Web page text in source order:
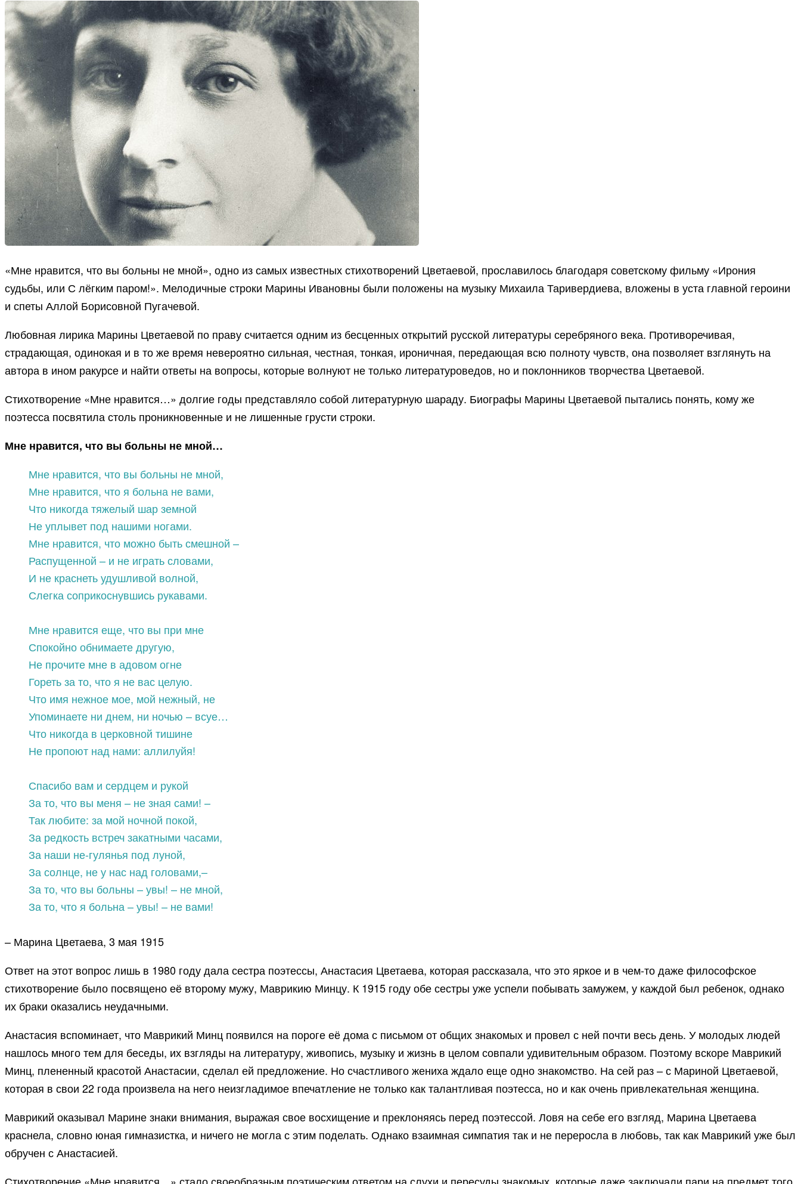
«Мне нравится, что вы больны не мной», одно из самых известных стихотворений Цветаевой, прославилось благодаря советскому фильму «Ирония
судьбы, или С лёгким паром!». Мелодичные строки Марины Ивановны были положены на музыку Михаила Таривердиева, вложены в уста главной героини
и спеты Аллой Борисовной Пугачевой.
Любовная лирика Марины Цветаевой по праву считается одним из бесценных открытий русской литературы серебряного века. Противоречивая,
страдающая, одинокая и в то же время невероятно сильная, честная, тонкая, ироничная, передающая всю полноту чувств, она позволяет взглянуть на
автора в ином ракурсе и найти ответы на вопросы, которые волнуют не только литературоведов, но и поклонников творчества Цветаевой.
Стихотворение «Мне нравится…» долгие годы представляло собой литературную шараду. Биографы Марины Цветаевой пытались понять, кому же
поэтесса посвятила столь проникновенные и не лишенные грусти строки.
Мне нравится, что вы больны не мной…
Мне нравится, что вы больны не мной,
Мне нравится, что я больна не вами,
Что никогда тяжелый шар земной
Не уплывет под нашими ногами.
Мне нравится, что можно быть смешной –
Распущенной – и не играть словами,
И не краснеть удушливой волной,
Слегка соприкоснувшись рукавами.
Мне нравится еще, что вы при мне
Спокойно обнимаете другую,
Не прочите мне в адовом огне
Гореть за то, что я не вас целую.
Что имя нежное мое, мой нежный, не
Упоминаете ни днем, ни ночью – всуе…
Что никогда в церковной тишине
Не пропоют над нами: аллилуйя!
Спасибо вам и сердцем и рукой
За то, что вы меня – не зная сами! –
Так любите: за мой ночной покой,
За редкость встреч закатными часами,
За наши не-гулянья под луной,
За солнце, не у нас над головами,–
За то, что вы больны – увы! – не мной,
За то, что я больна – увы! – не вами!
– Марина Цветаева, 3 мая 1915
Ответ на этот вопрос лишь в 1980 году дала сестра поэтессы, Анастасия Цветаева, которая рассказала, что это яркое и в чем-то даже философское
стихотворение было посвящено её второму мужу, Маврикию Минцу. К 1915 году обе сестры уже успели побывать замужем, у каждой был ребенок, однако
их браки оказались неудачными.
Анастасия вспоминает, что Маврикий Минц появился на пороге её дома с письмом от общих знакомых и провел с ней почти весь день. У молодых людей
нашлось много тем для беседы, их взгляды на литературу, живопись, музыку и жизнь в целом совпали удивительным образом. Поэтому вскоре Маврикий
Минц, плененный красотой Анастасии, сделал ей предложение. Но счастливого жениха ждало еще одно знакомство. На сей раз – с Мариной Цветаевой,
которая в свои 22 года произвела на него неизгладимое впечатление не только как талантливая поэтесса, но и как очень привлекательная женщина.
Маврикий оказывал Марине знаки внимания, выражая свое восхищение и преклоняясь перед поэтессой. Ловя на себе его взгляд, Марина Цветаева
краснела, словно юная гимназистка, и ничего не могла с этим поделать. Однако взаимная симпатия так и не переросла в любовь, так как Маврикий уже был
обручен с Анастасией.